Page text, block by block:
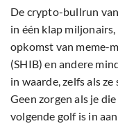
De crypto-bullrun
in één klap
opkomst van meme-
(SHIB) en andere
in waarde, zelfs als
Geen zorgen als je
volgende golf is in